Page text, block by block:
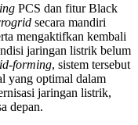
PCS dan fitur Black
secara mandiri
mengaktifkan kembali
jaringan listrik belum
forming, sistem tersebut
yang optimal dalam
jaringan listrik,
depan.